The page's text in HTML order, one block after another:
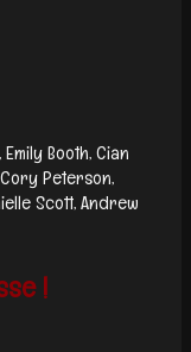
Booth, Cian
Peterson,
Scott, Andrew
!